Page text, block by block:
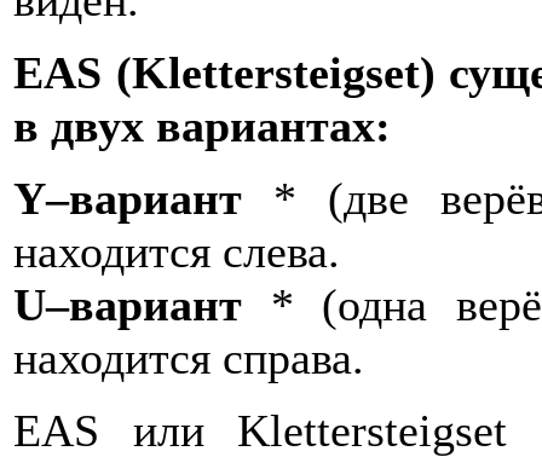
EAS (Klettersteigset)
в двух вариантах:
Y–вариант * (две
находится слева.
U–вариант * (одна
находится справа.
EAS или